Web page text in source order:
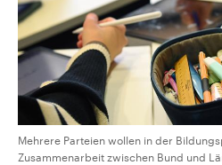
Mehrere Parteien wollen in der
Zusammenarbeit zwischen Bund und